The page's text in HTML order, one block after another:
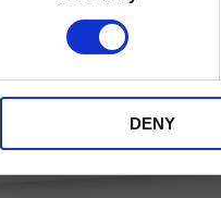
DENY
* Rabatten gäller endast online på
på ordinarie priser och kan ej